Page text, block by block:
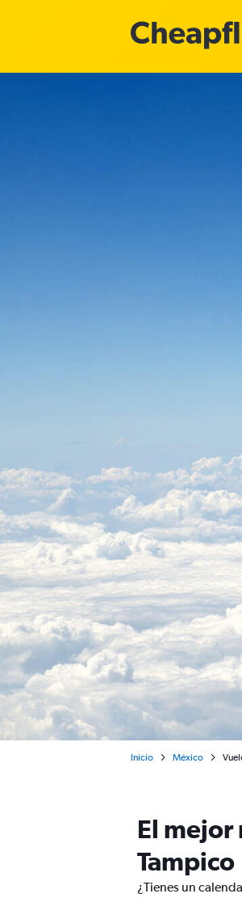
Inicio México
El mejor
Tampico
¿Tienes un